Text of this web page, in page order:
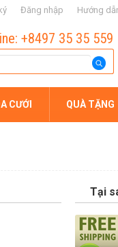
Đăng nhập Hướng
+8497 35 35 559
CƯỚI QUÀ TẶNG
Tại